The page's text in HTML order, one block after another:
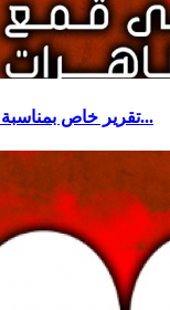
تقرير خاص بمناسبة 20 عام على قمع مظاهرات القدس والأقصى...